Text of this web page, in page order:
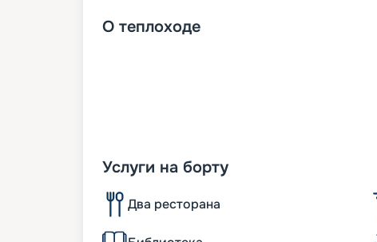
О теплоходе
Услуги на борту
Два ресторана